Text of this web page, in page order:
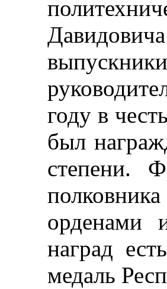
году в
был
степени.
орденами
наград
медаль